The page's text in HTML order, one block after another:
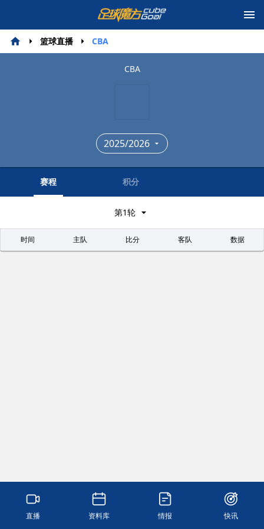
篮球直播 CBA
CBA
2025/2026
赛程 积分
第1轮
时间 主队 比分 客队 数据
直播 资料库 情报 快讯